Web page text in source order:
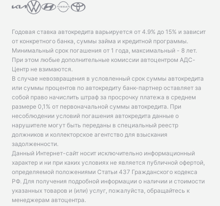
Годовая ставка автокредита варьируется от 4.9% до 15% и зависит
от конкретного банка, суммы займа и кредитной программы.
Минимальный срок погашения от 1 года, максимальный - 8 лет.
При этом любые дополнительные комиссии автоцентром АДС-
Центр не взимаются.
В случае невозвращения в условленный срок суммы автокредита
или суммы процентов по автокредиту банк-партнер оставляет за
собой право начислить штраф за просрочку платежа в среднем
размере 0,1% от первоначальной суммы автокредита. При
несоблюдении условий погашения автокредита данные о
нарушителе могут быть переданы в специальный реестр
должников и коллекторское агентство для взыскания
задолженности.
Данный Интернет-сайт носит исключительно информационный
характер и ни при каких условиях не является публичной офертой,
определяемой положениями Статьи 437 Гражданского кодекса
РФ. Для получения подробной информации о наличии и стоимости
указанных товаров и (или) услуг, пожалуйста, обращайтесь к
менеджерам автоцентра.